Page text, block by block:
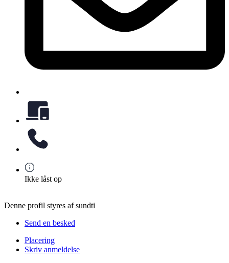
Ikke låst op
Denne profil styres af sundti
Send en besked
Placering
Skriv anmeldelse